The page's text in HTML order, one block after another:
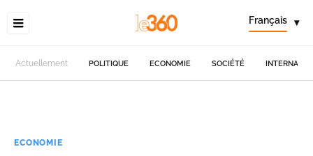
Français ▾
Actuellement POLITIQUE ECONOMIE SOCIÉTÉ
ECONOMIE